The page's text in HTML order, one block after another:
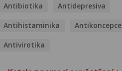
Antibiotika Antidepresiva
Antihistaminika Antikoncepce
Antivirotika